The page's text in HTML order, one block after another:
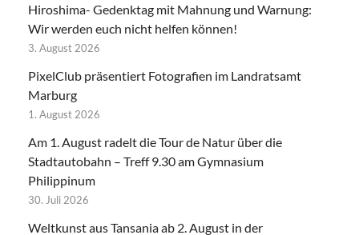
Hiroshima- Gedenktag mit Mahnung und Warnung:
Wir werden euch nicht helfen können!
3. August 2026
PixelClub präsentiert Fotografien im Landratsamt
Marburg
1. August 2026
Am 1. August radelt die Tour de Natur über die
Stadtautobahn – Treff 9.30 am Gymnasium
Philippinum
30. Juli 2026
Weltkunst aus Tansania ab 2. August in der